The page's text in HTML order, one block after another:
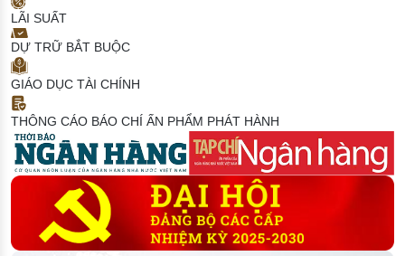
LÃI SUẤT
DỰ TRỮ BẮT BUỘC
GIÁO DỤC TÀI CHÍNH
THÔNG CÁO BÁO CHÍ ẤN PHẨM PHÁT HÀNH